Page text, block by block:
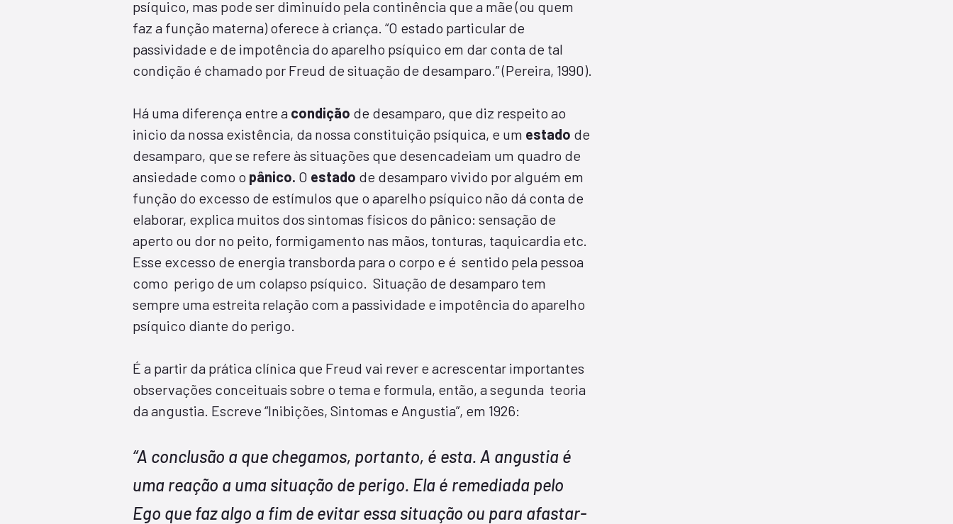
psíquico, mas pode ser diminuído pela continência que a mãe (ou quem
faz a função materna) oferece à criança. “O estado particular de
passividade e de impotência do aparelho psíquico em dar conta de tal
condição é chamado por Freud de situação de desamparo.” (Pereira, 1990).
Há uma diferença entre a condição de desamparo, que diz respeito ao
inicio da nossa existência, da nossa constituição psíquica, e um estado de
desamparo, que se refere às situações que desencadeiam um quadro de
ansiedade como o pânico. O estado de desamparo vivido por alguém em
função do excesso de estímulos que o aparelho psíquico não dá conta de
elaborar, explica muitos dos sintomas físicos do pânico: sensação de
aperto ou dor no peito, formigamento nas mãos, tonturas, taquicardia etc.
Esse excesso de energia transborda para o corpo e é sentido pela pessoa
como perigo de um colapso psíquico. Situação de desamparo tem
sempre uma estreita relação com a passividade e impotência do aparelho
psíquico diante do perigo.
É a partir da prática clínica que Freud vai rever e acrescentar importantes
observações conceituais sobre o tema e formula, então, a segunda teoria
da angustia. Escreve “Inibições, Sintomas e Angustia”, em 1926:
“A conclusão a que chegamos, portanto, é esta. A angustia é
uma reação a uma situação de perigo. Ela é remediada pelo
Ego que faz algo a fim de evitar essa situação ou para afastar-